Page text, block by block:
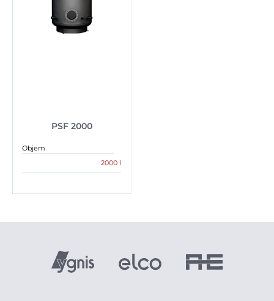
PSF 2000
Objem
2000 l